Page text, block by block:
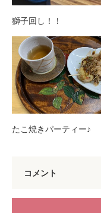
獅子回し！！
たこ焼きパーティー♪
コメント